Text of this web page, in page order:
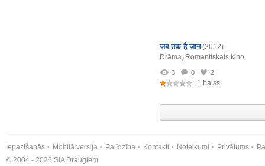
जब तक है जान (2012)
Drāma, Romantiskais kino
3 0 2
1 balss
Iepazīšanās Mobilā versija Palīdzība Kontakti Noteikumi Privātums
© 2004 - 2026 SIA Draugiem